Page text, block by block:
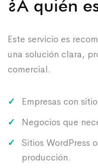
¿A quién
Este servicio es
una solución clara,
comercial.
Empresas con
Negocios que
Sitios WordPress
producción.